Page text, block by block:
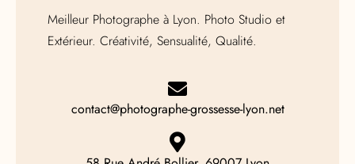
Meilleur Photographe à Lyon. Photo Studio et
Extérieur. Créativité, Sensualité, Qualité.
contact@photographe-grossesse-lyon.net